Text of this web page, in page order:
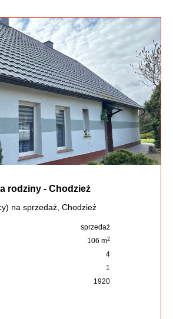
rodziny - Chodzież
na sprzedaż, Chodzież
sprzedaż
106 m2
4
1
1920